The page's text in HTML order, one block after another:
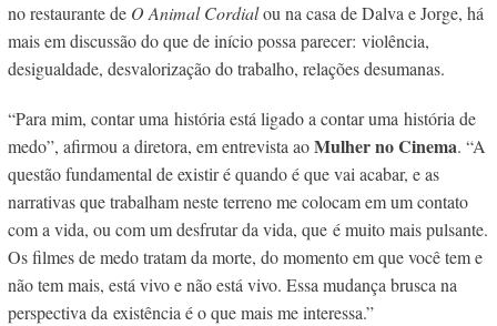
no restaurante de O Animal Cordialou na casa de Dalva e Jorge, há
mais em discussão do que de início possa parecer: violência,
desigualdade, desvalorização do trabalho, relações desumanas.
“Para mim, contar uma história está ligado a contar uma história de
medo”, afirmou a diretora, em entrevista aoMulher no Cinema. “A
questão fundamental de existir é quando é que vai acabar, e as
narrativas que trabalham neste terreno me colocam em um contato
com a vida, ou com um desfrutar da vida, que é muito mais pulsante.
Os filmes de medo tratam da morte, do momento em que você tem e
não tem mais, está vivo e não está vivo. Essa mudança brusca na
perspectiva da existência é o que mais me interessa.”